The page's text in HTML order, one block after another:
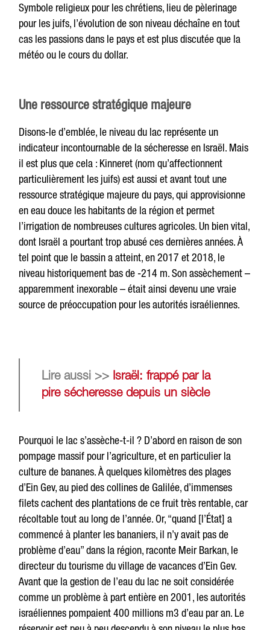
Symbole religieux pour les chrétiens, lieu de pèlerinage
pour les juifs, l’évolution de son niveau déchaîne en tout
cas les passions dans le pays et est plus discutée que la
météo ou le cours du dollar.
Une ressource stratégique majeure
Disons-le d’emblée, le niveau du lac représente un
indicateur incontournable de la sécheresse en Israël. Mais
il est plus que cela : Kinneret (nom qu’affectionnent
particulièrement les juifs) est aussi et avant tout une
ressource stratégique majeure du pays, qui approvisionne
en eau douce les habitants de la région et permet
l’irrigation de nombreuses cultures agricoles. Un bien vital,
dont Israël a pourtant trop abusé ces dernières années. À
tel point que le bassin a atteint, en 2017 et 2018, le
niveau historiquement bas de -214 m. Son assèchement –
apparemment inexorable – était ainsi devenu une vraie
source de préoccupation pour les autorités israéliennes.
Lire aussi >> Israël: frappé par la
pire sécheresse depuis un siècle
Pourquoi le lac s’assèche-t-il ? D’abord en raison de son
pompage massif pour l’agriculture, et en particulier la
culture de bananes. À quelques kilomètres des plages
d’Ein Gev, au pied des collines de Galilée, d’immenses
filets cachent des plantations de ce fruit très rentable, car
récoltable tout au long de l’année. Or, “quand [l’État] a
commencé à planter les bananiers, il n’y avait pas de
problème d’eau” dans la région, raconte Meir Barkan, le
directeur du tourisme du village de vacances d’Ein Gev.
Avant que la gestion de l’eau du lac ne soit considérée
comme un problème à part entière en 2001, les autorités
israéliennes pompaient 400 millions m3 d’eau par an. Le